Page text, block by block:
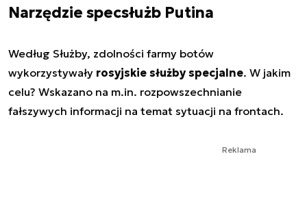
Narzędzie specsłużb Putina
Według Służby, zdolności farmy botów
wykorzystywały rosyjskie służby specjalne. W jakim
celu? Wskazano na m.in. rozpowszechnianie
fałszywych informacji na temat sytuacji na frontach.
Reklama